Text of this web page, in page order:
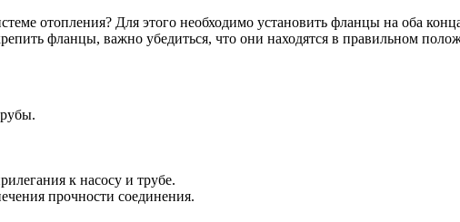
отопления? Для этого необходимо установить фланцы на оба
фланцы, важно убедиться, что они находятся в правильном
к насосу и трубе.
прочности соединения.